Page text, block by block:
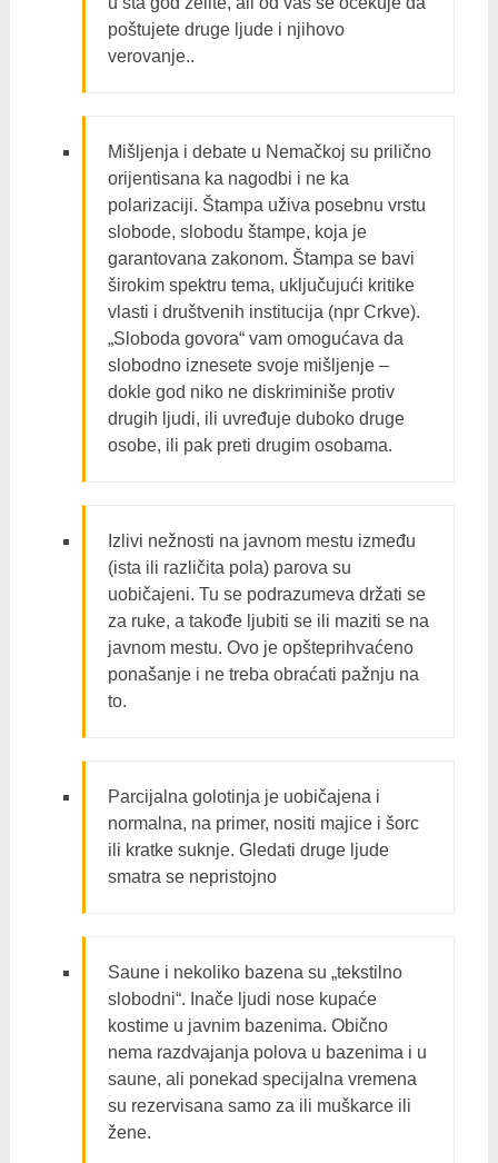
poštujete druge ljude i njihovo
verovanje..
Mišljenja i debate u Nemačkoj su prilično
orijentisana ka nagodbi i ne ka
polarizaciji. Štampa uživa posebnu vrstu
slobode, slobodu štampe, koja je
garantovana zakonom. Štampa se bavi
širokim spektru tema, uključujući kritike
vlasti i društvenih institucija (npr Crkve).
„Sloboda govora“ vam omogućava da
slobodno iznesete svoje mišljenje –
dokle god niko ne diskriminiše protiv
drugih ljudi, ili uvređuje duboko druge
osobe, ili pak preti drugim osobama.
Izlivi nežnosti na javnom mestu između
(ista ili različita pola) parova su
uobičajeni. Tu se podrazumeva držati se
za ruke, a takođe ljubiti se ili maziti se na
javnom mestu. Ovo je opšteprihvaćeno
ponašanje i ne treba obraćati pažnju na
to.
Parcijalna golotinja je uobičajena i
normalna, na primer, nositi majice i šorc
ili kratke suknje. Gledati druge ljude
smatra se nepristojno
Saune i nekoliko bazena su „tekstilno
slobodni“. Inače ljudi nose kupaće
kostime u javnim bazenima. Obično
nema razdvajanja polova u bazenima i u
saune, ali ponekad specijalna vremena
su rezervisana samo za ili muškarce ili
žene.